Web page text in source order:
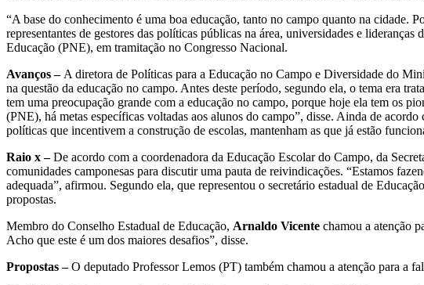
“A base do conhecimento é uma boa educação, tanto no campo quanto na cidade.
representantes de gestores das políticas públicas na área, universidades e
Educação (PNE), em tramitação no Congresso Nacional.
Avanços – A diretora de Políticas para a Educação no Campo e Diversidade do
na questão da educação no campo. Antes deste período, segundo ela, o tema era
tem uma preocupação grande com a educação no campo, porque hoje ela tem os
(PNE), há metas específicas voltadas aos alunos do campo”, disse. Ainda de
políticas que incentivem a construção de escolas, mantenham as que já estão
Raio x –De acordo com a coordenadora da Educação Escolar do Campo, da
comunidades camponesas para discutir uma pauta de reivindicações. “Estamos
adequada”, afirmou. Segundo ela, que representou o secretário estadual de
propostas.
Membro do Conselho Estadual de Educação, Arnaldo Vicente chamou a atenção
Acho que este é um dos maiores desafios”, disse.
Propostas –O deputado Professor Lemos (PT) também chamou a atenção para a